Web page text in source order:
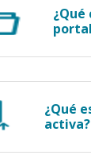
¿Qué
activa?